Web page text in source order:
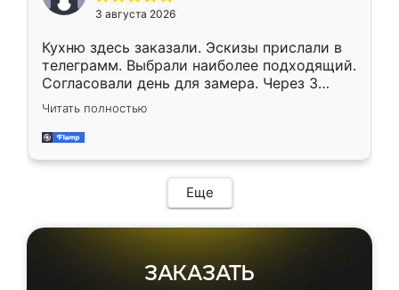
3 августа 2026
Кухню здесь заказали. Эскизы прислали в
телеграмм. Выбрали наиболее подходящий.
Согласовали день для замера. Через 3
недели кухня была уже готова. Остались
довольны работой. Спасибо Ренессанс
мебель за качественную работу!
Читать полностью
Еще
ЗАКАЗАТЬ